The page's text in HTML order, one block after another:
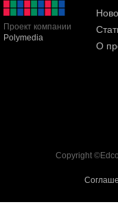
Проект компании
Polymedia
О
Copyright